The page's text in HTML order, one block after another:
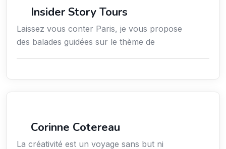
Insider Story Tours
Laissez vous conter Paris, je vous propose
des balades guidées sur le thème de
Corinne Cotereau
La créativité est un voyage sans but ni